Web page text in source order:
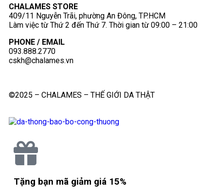
CHALAMES STORE
409/11 Nguyễn Trãi, phường An Đông, TP.HCM
Làm việc từ Thứ 2 đến Thứ 7. Thời gian từ 09:00 – 21:00
PHONE / EMAIL
093.888.2770
cskh@chalames.vn
©2025 – CHALAMES – THẾ GIỚI DA THẬT
Tặng bạn mã giảm giá 15%